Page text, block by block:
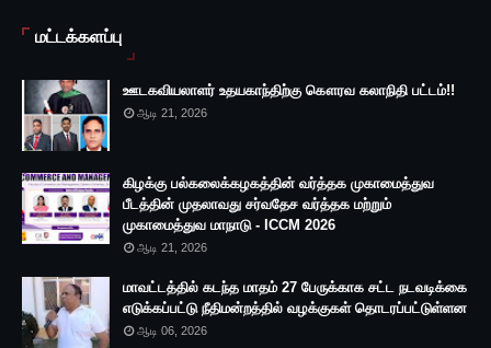
மட்டக்களப்பு
ஊடகவியலாளர் உதயகாந்திற்கு கௌரவ கலாநிதி பட்டம்!!
ஆடி 21, 2026
கிழக்கு பல்கலைக்கழகத்தின் வர்த்தக முகாமைத்துவ
பீடத்தின் முதலாவது சர்வதேச வர்த்தக மற்றும்
முகாமைத்துவ மாநாடு - ICCM 2026
ஆடி 21, 2026
மாவட்டத்தில் கடந்த மாதம் 27 பேருக்காக சட்ட நடவடிக்கை
எடுக்கப்பட்டு நீதிமன்றத்தில் வழக்குகள் தொடரப்பட்டுள்ளன
ஆடி 06, 2026